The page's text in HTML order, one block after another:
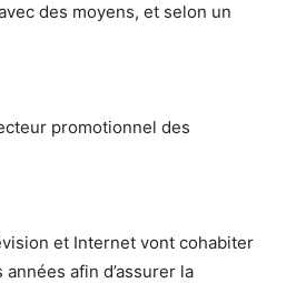
des moyens, et selon un
promotionnel des
et Internet vont cohabiter
afin d’assurer la